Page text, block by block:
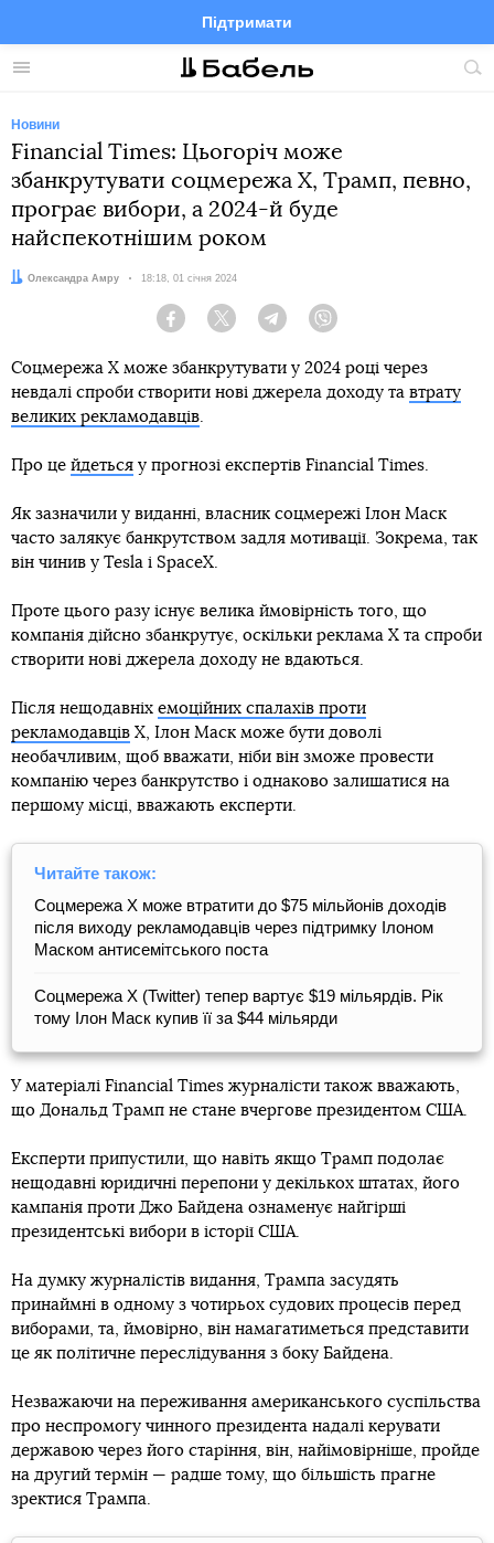
Меню
Підтримати
FacebookTelegramTwitter
Новини
Financial Times: Цьогоріч може
збанкрутувати соцмережа X, Трамп, певно,
програє вибори, а 2024-й буде
найспекотнішим роком
Автор:
Олександра Амру Дата:
18:18, 01 січня 2024
Facebook Twitter Telegram
Соцмережа Х може збанкрутувати у 2024 році через
невдалі спроби створити нові джерела доходу та втрату
великих рекламодавців.
Про це йдеться у прогнозі експертів Financial Times.
Як зазначили у виданні, власник соцмережі Ілон Маск
часто залякує банкрутством задля мотивації. Зокрема, так
він чинив у Tesla і SpaceX.
Проте цього разу існує велика ймовірність того, що
компанія дійсно збанкрутує, оскільки реклама X та спроби
створити нові джерела доходу не вдаються.
Після нещодавніх емоційних спалахів проти
рекламодавців X, Ілон Маск може бути доволі
необачливим, щоб вважати, ніби він зможе провести
компанію через банкрутство і однаково залишатися на
першому місці, вважають експерти.
Читайте також:
Соцмережа X може втратити до $75 мільйонів доходів
після виходу рекламодавців через підтримку Ілоном
Маском антисемітського поста
Соцмережа X (Twitter) тепер вартує $19 мільярдів. Рік
тому Ілон Маск купив її за $44 мільярди
У матеріалі Financial Times журналісти також вважають,
що Дональд Трамп не стане вчергове президентом США.
Експерти припустили, що навіть якщо Трамп подолає
нещодавні юридичні перепони у декількох штатах, його
кампанія проти Джо Байдена ознаменує найгірші
президентські вибори в історії США.
На думку журналістів видання, Трампа засудять
принаймні в одному з чотирьох судових процесів перед
виборами, та, ймовірно, він намагатиметься представити
це як політичне переслідування з боку Байдена.
Незважаючи на переживання американського суспільства
про неспромогу чинного президента надалі керувати
державою через його старіння, він, найімовірніше, пройде
на другий термін — радше тому, що більшість прагне
зректися Трампа.